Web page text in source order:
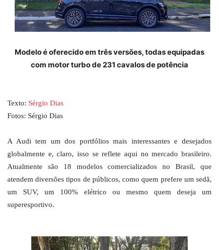
Modelo é oferecido em três versões, todas equipadas
com motor turbo de 231 cavalos de potência
Texto: Sérgio Dias
Fotos: Sérgio Dias
A Audi tem um dos portfólios mais interessantes e desejados
globalmente e, claro, isso se reflete aqui no mercado brasileiro.
Atualmente são 18 modelos comercializados no Brasil, que
atendem diversões tipos de públicos, como quem prefere um sedã,
um SUV, um 100% elétrico ou mesmo quem deseja um
superesportivo.